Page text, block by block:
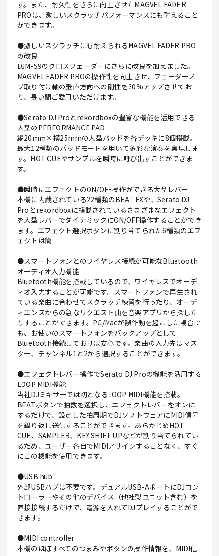
す。また、耐久性をさらに向上させたMAGVEL FADER
PROは、激しいスクラッチパフォーマンスにも耐えること
ができます。
●激しいスクラッチにも耐えられるMAGVEL FADER PRO
の改良
DJM-S9のクロスフェーダーにさらに改良を加えました。
MAGVEL FADER PROの操作性を向上させ、フェーダーノ
ブ取り付け軸の垂直方向への剛性を30%アップさせてお
り、長い間ご愛用いただけます。
●Serato DJ Proとrekordboxの豊富な機能を活用できる
大型のPERFORMANCE PAD
縦20mm×横25mmの大型パッドを各デッキに8個搭載。
最大12種類のパッドモードを用いて多彩な演奏を実現しま
す。HOT CUEやサンプルを瞬時に呼び出すことができま
す。
●瞬時にエフェクトのON/OFF操作ができる大型レバー
本機に内蔵されている22種類のBEAT FXや、Serato DJ
Proとrekordboxに搭載されているさまざまなエフェクト
を大型レバーでダイナミックにON/OFF操作することができ
ます。エフェクト選択ボタンに割り当てられた6種類のエフ
ェクトは簡
●スマートフォンとのワイヤレス接続が可能なBluetooth
オーディオ入力機能
Bluetooth機能を搭載しているので、ワイヤレスでオーデ
ィオ入力することが可能です。スマートフォンで再生され
ている楽曲に合わせてスクラッチ練習を行ったり、オーデ
ィエンスからの急なリクエスト曲を音楽アプリから探した
りすることができます。PC/Macが誤作動を起こした場合で
も、お使いのスマートフォンをバックアップとして
Bluetooth接続しておけば安心です。楽曲の入力先はマス
ター、チャンネル1と2から選択することができます。
●エフェクトレバー操作でSerato DJ Proの機能を活用する
LOOP MIDI機能
当社DJミキサーでは初となるLOOP MIDI機能を搭載。
BEATボタンで拍数を選択し、エフェクトレバーをオンに
するだけで、設定した拍周期でDJソフトウェアにMIDI信号
を繰り返し送信することができます。あらかじめHOT
CUE、SAMPLER、KEY SHIFT UPなどが割り当てられてい
るため、ユーザー各自でMIDIアサインすることなく、すぐ
にこの機能を使用できます。
●USB hub
外部USBハブは不要です。デュアルUSB-AポートにDJコン
トローラーやその他のデバイス（他社製ユニット含む）を
直接接続するだけで、電源を入れてDJプレイすることがで
きます。
●MIDI controller
本機のほぼすべてのつまみやボタンの操作情報を、MIDI信